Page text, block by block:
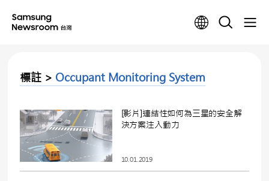
標註 > Occupant Monitoring System
[影片]連結性如何為三星的安全解
決方案注入動力
10.01.2019